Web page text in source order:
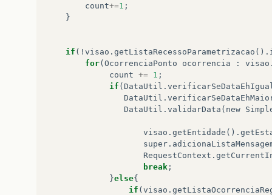
count+=1 ;
}
if (! visao . getListaRecessoParametrizacao ().
for( OcorrenciaPonto ocorrencia : visao
count += 1 ;
if ( DataUtil .
DataUtil .
DataUtil . validarData ( new
visao . getEntidade ().
super .
RequestContext .
break ;
}else{
if ( visao .